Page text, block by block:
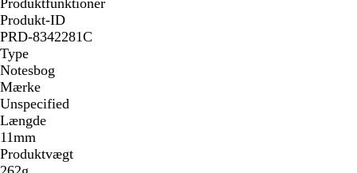
Produktfunktioner
Produkt-ID
PRD-8342281C
Type
Notesbog
Mærke
Unspecified
Længde
11mm
Produktvægt